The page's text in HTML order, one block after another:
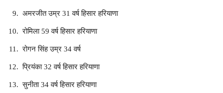
अमरजीत उम्र 31 वर्ष हिसार हरियाणा
रोमिला 59 वर्ष हिसार हरियाणा
रोगन सिंह उम्र 34 वर्ष
प्रियंका 32 वर्ष हिसार हरियाणा
सुनीता 34 वर्ष हिसार हरियाणा